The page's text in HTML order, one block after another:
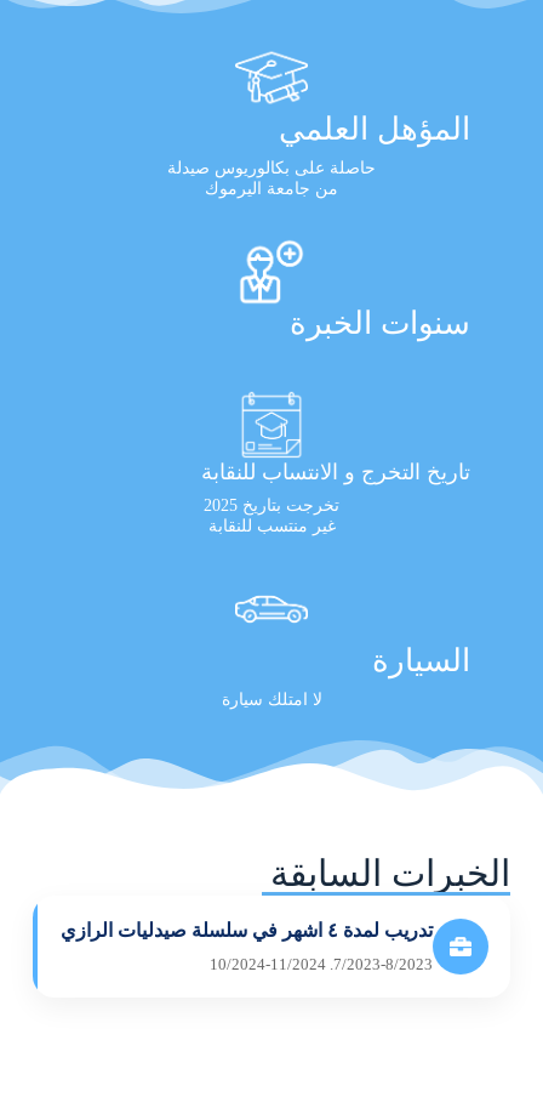
المؤهل العلمي
حاصلة على بكالوريوس صيدلة
من جامعة اليرموك
سنوات الخبرة
تاريخ التخرج و الانتساب للنقابة
تخرجت بتاريخ 2025
غير منتسب للنقابة
السيارة
لا امتلك سيارة
الخبرات السابقة
تدريب لمدة ٤ اشهر في سلسلة صيدليات الرازي
7/2023-8/2023. 10/2024-11/2024